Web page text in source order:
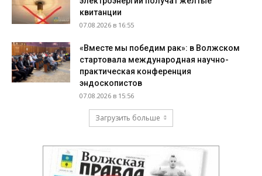
квитанции
07.08.2026 в 16:55
«Вместе мы победим рак»: в Волжском
стартовала международная научно-
практическая конференция
эндоскопистов
07.08.2026 в 15:56
Загрузить больше